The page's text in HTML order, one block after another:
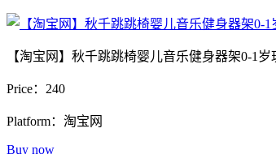
【淘宝网】秋千跳跳椅婴儿音乐健身器架0-1岁
Price： 240
Platform：淘宝网
Buy now